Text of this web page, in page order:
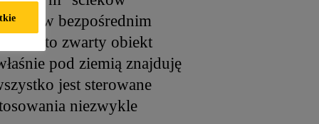
w bezpośrednim
to zwarty obiekt
pod ziemią znajduję
jest sterowane
niezwykle